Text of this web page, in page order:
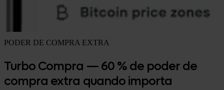
PODER DE COMPRA EXTRA
Turbo Compra — 60 % de poder de
compra extra quando importa